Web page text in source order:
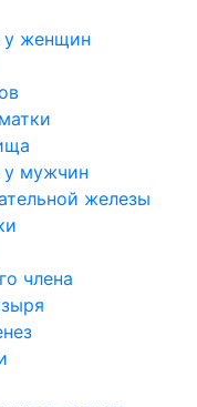
у женщин
у мужчин
железы
члена